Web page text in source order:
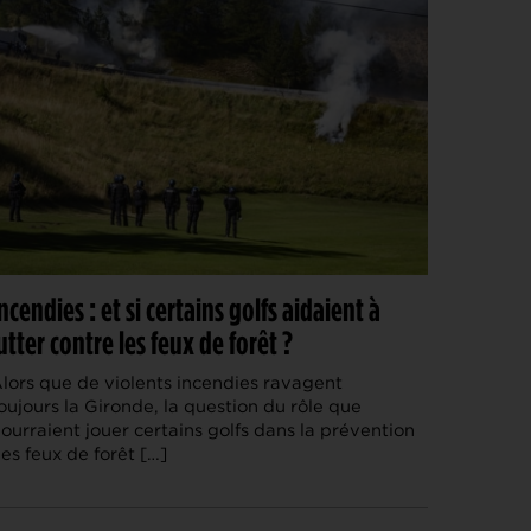
: et si certains golfs aidaient à
contre les feux de forêt ?
que de violents incendies ravagent
la Gironde, la question du rôle que
jouer certains golfs dans la prévention
feux de forêt […]